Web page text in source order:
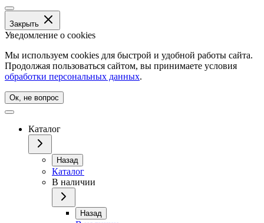
Закрыть
Уведомление о cookies
Мы используем cookies для быстрой и удобной работы сайта.
Продолжая пользоваться сайтом, вы принимаете условия
обработки персональных данных.
Ок, не вопрос
Каталог
Назад
Каталог
В наличии
Назад